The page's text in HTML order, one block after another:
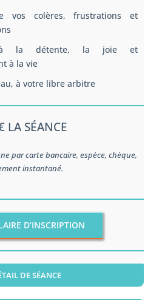
vos colères, frustrations et
à la détente, la joie et
à la vie
à votre libre arbitre
LA SÉANCE
par carte bancaire, espèce, chèque,
instantané.
D’INSCRIPTION
DE SÉANCE